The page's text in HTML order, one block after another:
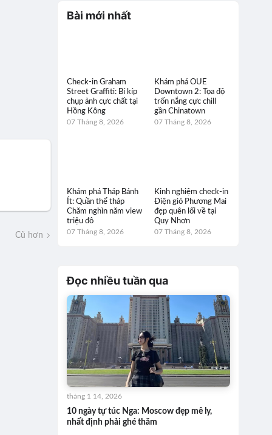
Cũ hơn
Bài mới nhất
Check-in Graham
Street Graffiti: Bí kíp
chụp ảnh cực chất tại
Hồng Kông
07 Tháng 8, 2026
Khám phá OUE
Downtown 2: Tọa độ
trốn nắng cực chill
gần Chinatown
07 Tháng 8, 2026
Khám phá Tháp Bánh
Ít: Quần thể tháp
Chăm nghìn năm view
triệu đô
07 Tháng 8, 2026
Kinh nghiệm check-in
Điện gió Phương Mai
đẹp quên lối về tại
Quy Nhơn
07 Tháng 8, 2026
Đọc nhiều tuần qua
10 ngày tự túc Nga: Moscow đẹp mê ly,
nhất định phải ghé thăm
tháng 1 14, 2026